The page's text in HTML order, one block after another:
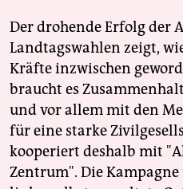
Der drohende Erfolg der
Landtagswahlen zeigt,
Kräfte inzwischen
braucht es
und vor allem mit den
für eine starke
kooperiert deshalb mit
Zentrum". Die